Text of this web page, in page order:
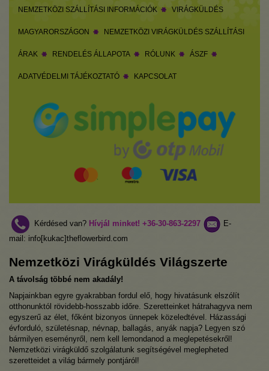
NEMZETKÖZI SZÁLLÍTÁSI INFORMÁCIÓK VIRÁGKÜLDÉS
MAGYARORSZÁGON NEMZETKÖZI VIRÁGKÜLDÉS SZÁLLÍTÁSI
ÁRAK RENDELÉS ÁLLAPOTA RÓLUNK ÁSZF
ADATVÉDELMI TÁJÉKOZTATÓ KAPCSOLAT
Kérdésed van? Hívjál minket! +36-30-863-2297
E-
mail: info[kukac]theflowerbird.com
Nemzetközi Virágküldés Világszerte
A távolság többé nem akadály!
Napjainkban egyre gyakrabban fordul elő, hogy hivatásunk elszólít
otthonunktól rövidebb-hosszabb időre. Szeretteinket hátrahagyva nem
egyszerű az élet, főként bizonyos ünnepek közeledtével. Házassági
évforduló, születésnap, névnap, ballagás, anyák napja? Legyen szó
bármilyen eseményről, nem kell lemondanod a meglepetésekről!
Nemzetközi virágküldő szolgálatunk segítségével meglepheted
szeretteidet a világ bármely pontjáról!